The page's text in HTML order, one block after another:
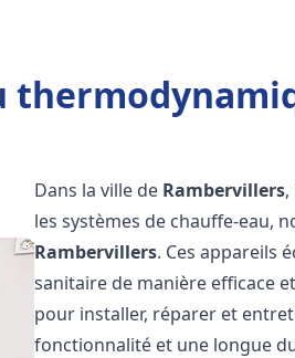
Dans la ville de Rambervillers
les systèmes de chauffe-eau,
Rambervillers. Ces appareils
sanitaire de manière efficace
pour installer, réparer et
fonctionnalité et une longue